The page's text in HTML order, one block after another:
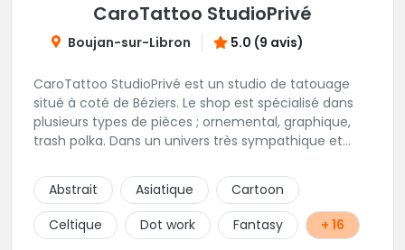
CaroTattoo StudioPrivé
Boujan-sur-Libron 5.0 (9 avis)
CaroTattoo StudioPrivé est un studio de tatouage
situé à coté de Béziers. Le shop est spécialisé dans
plusieurs types de pièces ; ornemental, graphique,
trash polka. Dans un univers très sympathique et
tatouage. N'hésitez pas, contactez-les et vous n'en
serez que ravi !!
Abstrait Asiatique
Cartoon
Celtique
Dot work Fantasy + 16